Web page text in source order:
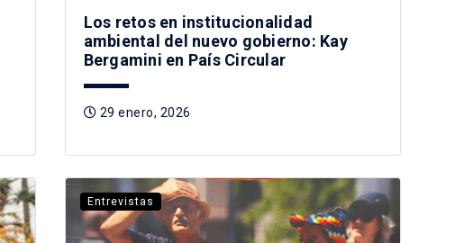
Los retos en institucionalidad
ambiental del nuevo gobierno: Kay
Bergamini en País Circular
29 enero, 2026
Entrevistas